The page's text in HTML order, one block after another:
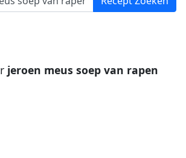
jeroen meus soep van rapen